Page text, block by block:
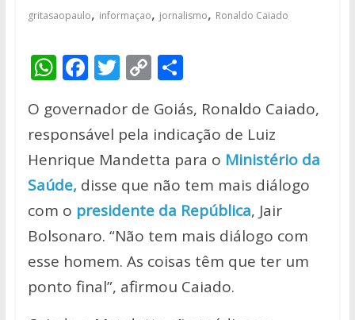
gritasaopaulo, informaçao, jornalismo, Ronaldo Caiado
W
at
s
A
p
p
F
e
b
o
o
k
T
itt
er
C
p
y
Li
n
k
S
ar
e
O governador de Goiás, Ronaldo Caiado,
responsável pela indicação de Luiz
Henrique Mandetta para o Ministério da
Saúde,disse que não tem mais diálogo
com o presidente da República, Jair
Bolsonaro. “Não tem mais diálogo com
esse homem. As coisas têm que ter um
ponto final”, afirmou Caiado.